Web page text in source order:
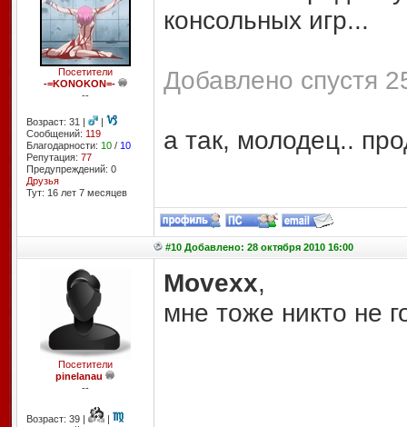
Посетители
-=KONOKON=-
--
Возраст: 31 |
|
Сообщений: 119
Благодарности: 10/ 10
Репутация: 77
Предупреждений: 0
Друзья
Тут: 16 лет 7 месяцев
консольных игр...
Добавлено спустя
а так, молодец..
#10 Добавлено: 28 октября 2010 16:00
Посетители
pinelanau
--
Возраст: 39 |
|
Movexx,
мне тоже никто не